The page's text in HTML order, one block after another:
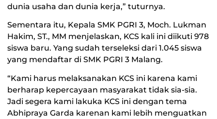
dunia usaha dan dunia kerja,” tuturnya.
Sementara itu, Kepala SMK PGRI 3, Moch. Lukman
Hakim, ST., MM menjelaskan, KCS kali ini diikuti 978
siswa baru. Yang sudah terseleksi dari 1.045 siswa
yang mendaftar di SMK PGRI 3 Malang.
“Kami harus melaksanakan KCS ini karena kami
berharap kepercayaan masyarakat tidak sia-sia.
Jadi segera kami lakuka KCS ini dengan tema
Abhipraya Garda karenan kami lebih menguatkan